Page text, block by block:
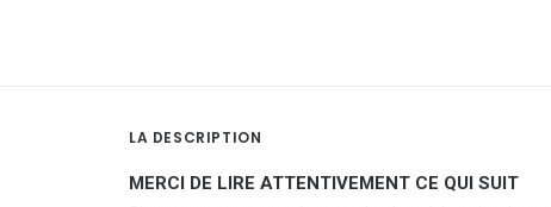
LA DESCRIPTION
MERCI DE LIRE ATTENTIVEMENT CE QUI SUIT